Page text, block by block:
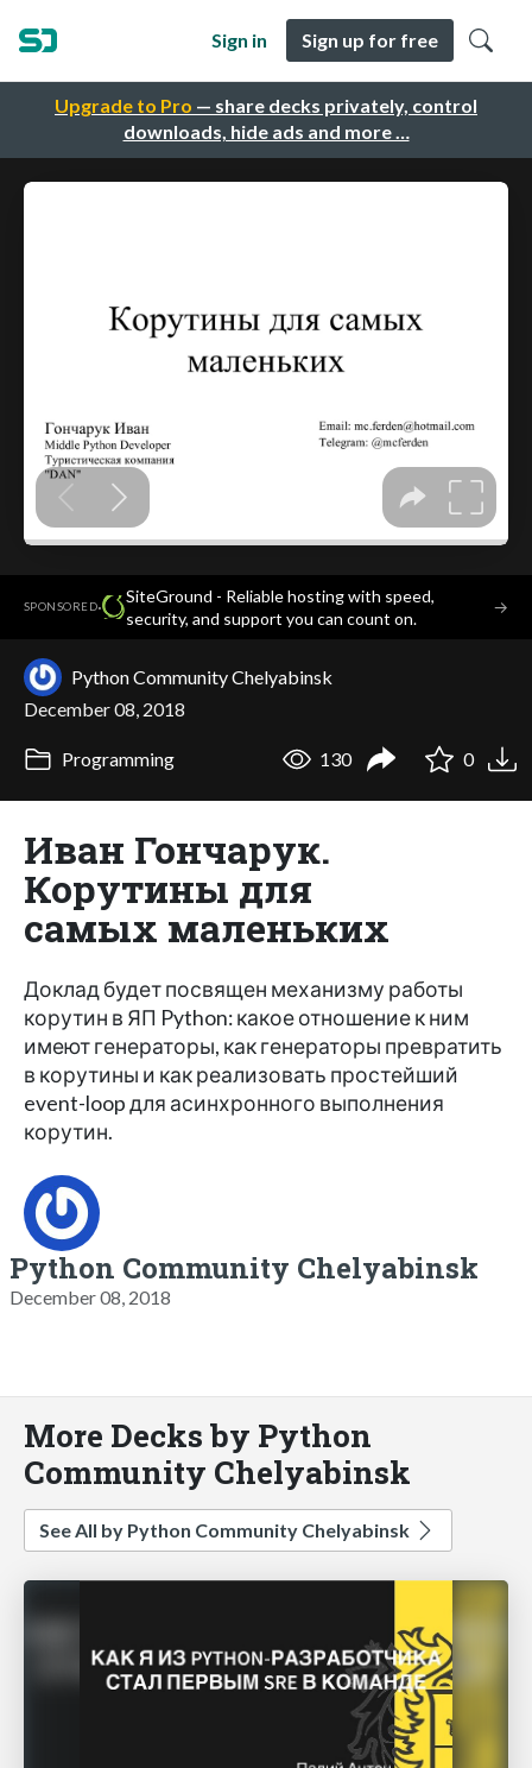
Upgrade to Pro — share decks privately, control
downloads, hide ads and more …
Sign in Sign up for free
SPONSORED·
SiteGround - Reliable hosting with speed,
security, and support you can count on.
→
Python Community Chelyabinsk
December 08, 2018
Programming 130 0
Иван Гончарук.
Корутины для
самых маленьких
Доклад будет посвящен механизму работы
корутин в ЯП Python: какое отношение к ним
имеют генераторы, как генераторы превратить
в корутины и как реализовать простейший
event-loop для асинхронного выполнения
корутин.
Python Community Chelyabinsk
December 08, 2018
More Decks by Python
Community Chelyabinsk
See All by Python Community Chelyabinsk